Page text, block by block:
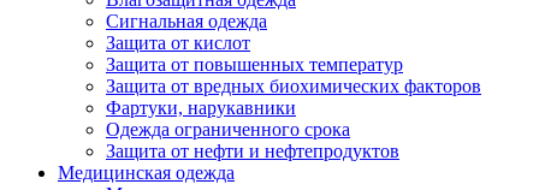
Сигнальная одежда
Защита от кислот
Защита от повышенных температур
Защита от вредных биохимических факторов
Фартуки, нарукавники
Одежда ограниченного срока
Защита от нефти и нефтепродуктов
Медицинская одежда